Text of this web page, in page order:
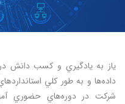
ياز به يادگيري و كسب دانش در
شركت در دوره‌هاي حضوري